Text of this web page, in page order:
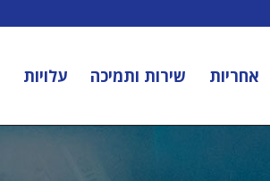
אחריות שירות ותמיכה עלויות